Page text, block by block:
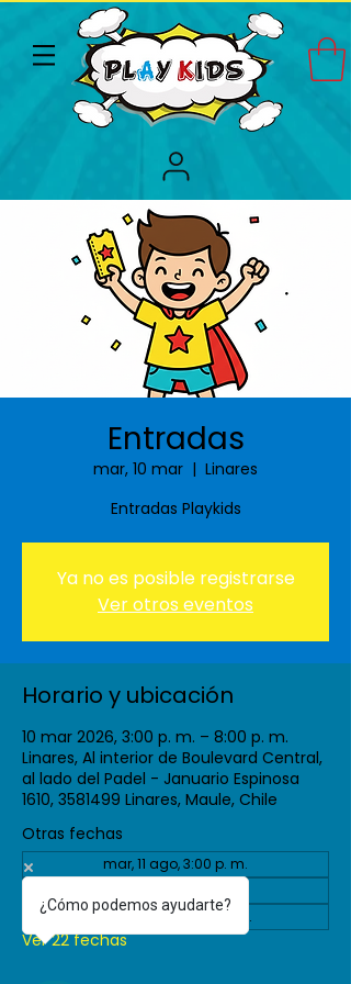
Entradas
mar, 10 mar
  |
Linares
Entradas Playkids
Ya no es posible registrarse
Ver otros eventos
Horario y ubicación
10 mar 2026, 3:00 p. m. – 8:00 p. m.
Linares, Al interior de Boulevard Central,
al lado del Padel - Januario Espinosa
1610, 3581499 Linares, Maule, Chile
Otras fechas
mar, 11 ago, 3:00 p. m.
mar, 08 sept, 3:00 p. m.
Ver 22 fechas
¿Cómo podemos ayudarte?